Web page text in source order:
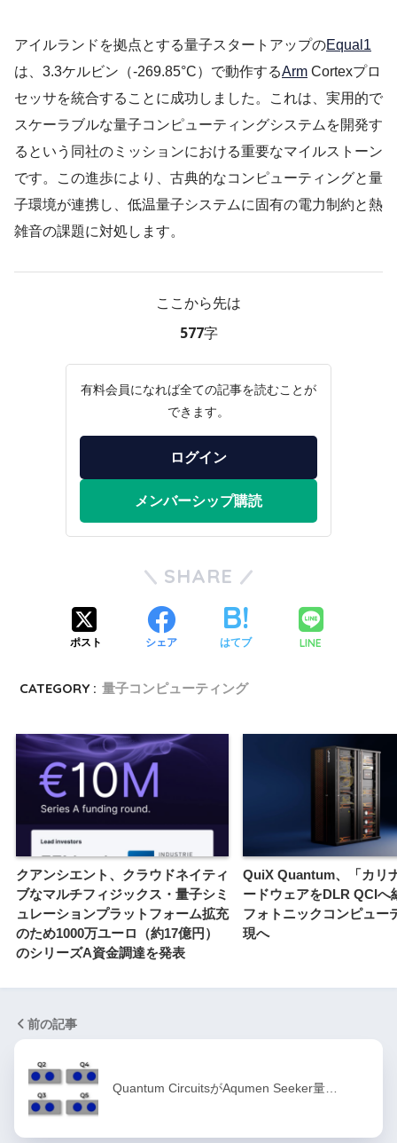
アイルランドを拠点とする量子スタートアップのEqual1
は、3.3ケルビン（-269.85°C）で動作するArm Cortexプロ
セッサを統合することに成功しました。これは、実用的で
スケーラブルな量子コンピューティングシステムを開発す
るという同社のミッションにおける重要なマイルストーン
です。この進歩により、古典的なコンピューティングと量
子環境が連携し、低温量子システムに固有の電力制約と熱
雑音の課題に対処します。
ここから先は
577字
有料会員になれば全ての記事を読むことが
できます。
ログイン
メンバーシップ購読
SHARE
ポスト シェア はてブ LINE
CATEGORY : 量子コンピューティング
クアンシエント、クラウドネイティ
ブなマルチフィジックス・量子シミ
ュレーションプラットフォーム拡充
のため1000万ユーロ（約17億円）
のシリーズA資金調達を発表
QuiX Quantum、「カリ
ードウェアをDLR QCIへ
フォトニックコンピュー
現へ
前の記事
Quantum CircuitsがAqumen Seeker量…